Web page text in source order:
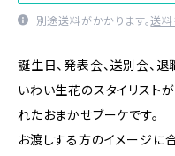
別途送料がかかります。送料
誕生日、発表会、送別会、退
いわい生花のスタイリスト
れたおまかせブーケです。
お渡しする方のイメージに